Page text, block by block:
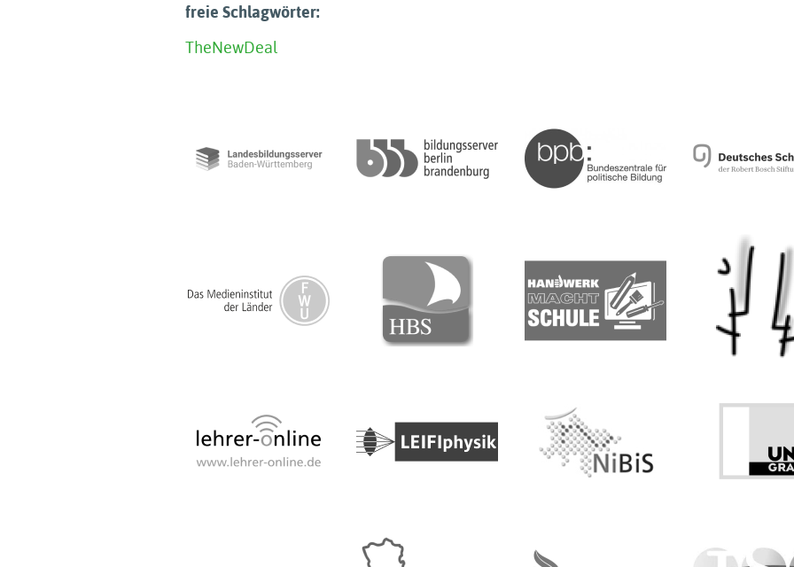
freie Schlagwörter:
TheNewDeal